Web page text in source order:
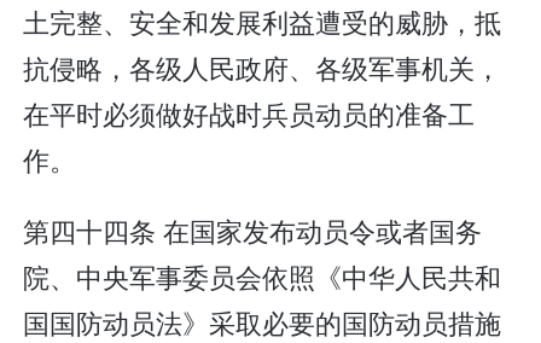
土完整、安全和发展利益遭受的威胁，抵
抗侵略，各级人民政府、各级军事机关，
在平时必须做好战时兵员动员的准备工
作。
第四十四条 在国家发布动员令或者国务
院、中央军事委员会依照《中华人民共和
国国防动员法》采取必要的国防动员措施